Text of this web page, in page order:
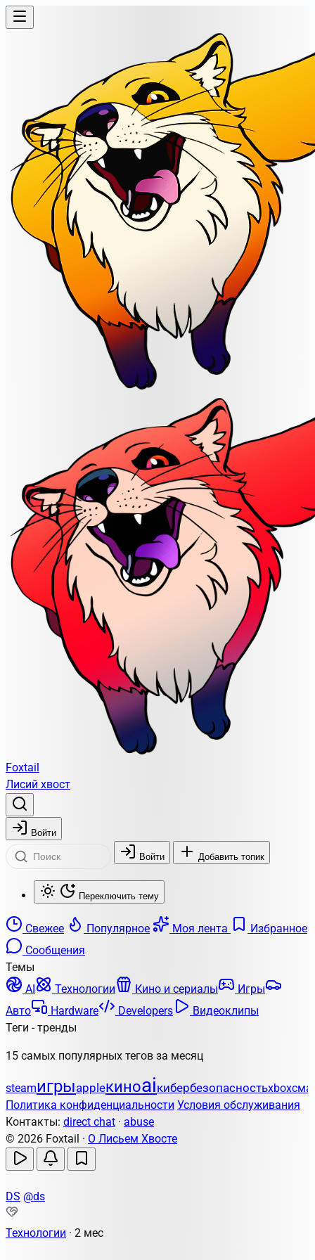
Foxtail
Лисий хвост
Войти
Войти Добавить топик
Переключить тему
Свежее Популярное Моя лента
Избранное
Сообщения
Темы
AI
Технологии Кино и сериалы
Игры
Авто
Hardware Developers
Видеоклипы
Теги - тренды
15 самых популярных тегов за месяц
steamигрыappleкиноaiкибербезопасностьxbox
Политика конфиденциальности Условия обслуживания
Контакты: direct chat · abuse
© 2026 Foxtail · О Лисьем Хвосте
DS @ds
Технологии · 2 мес